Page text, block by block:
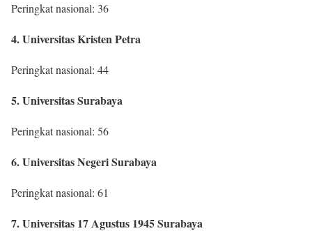
Peringkat nasional: 36
4. Universitas Kristen Petra
Peringkat nasional: 44
5. Universitas Surabaya
Peringkat nasional: 56
6. Universitas Negeri Surabaya
Peringkat nasional: 61
7. Universitas 17 Agustus 1945 Surabaya